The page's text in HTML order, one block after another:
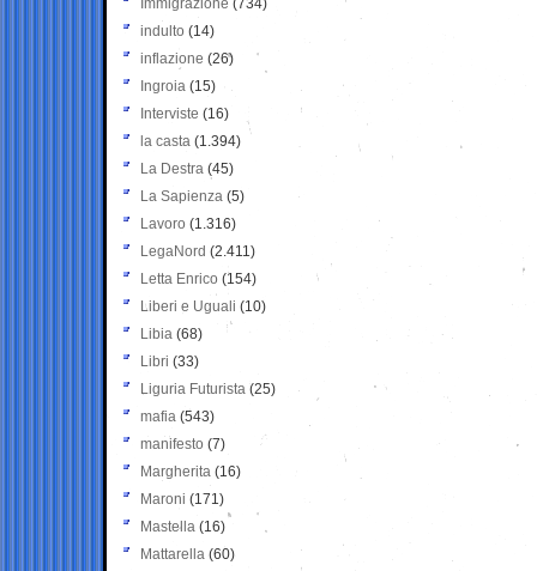
Immigrazione (734)
indulto (14)
inflazione (26)
Ingroia (15)
Interviste (16)
la casta (1.394)
La Destra (45)
La Sapienza (5)
Lavoro (1.316)
LegaNord (2.411)
Letta Enrico (154)
Liberi e Uguali (10)
Libia (68)
Libri (33)
Liguria Futurista (25)
mafia (543)
manifesto (7)
Margherita (16)
Maroni (171)
Mastella (16)
Mattarella (60)